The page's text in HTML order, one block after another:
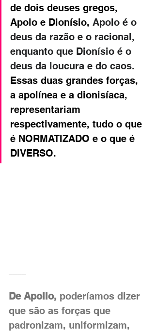
de dois deuses gregos,
Apolo e Dionísio, Apolo é o
deus da razão e o racional,
enquanto que Dionísio é o
deus da loucura e do caos.
Essas duas grandes forças,
a apolínea e a dionisíaca,
representariam
respectivamente, tudo o que
é NORMATIZADO e o que é
DIVERSO.
De Apollo, poderíamos dizer
que são as forças que
padronizam, uniformizam,